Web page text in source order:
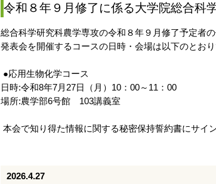
令和８年９月修了に係る大学院総合科
総合科学研究科農学専攻の令和８年９月修了予定者
発表会を開催するコースの日時・会場は以下のとおり
●応用生物化学コース
日時:令和8年7月27日（月）10：00～11：00
場所:農学部6号館 103講義室
本会で知り得た情報に関する秘密保持誓約書にサイ
2026.4.27